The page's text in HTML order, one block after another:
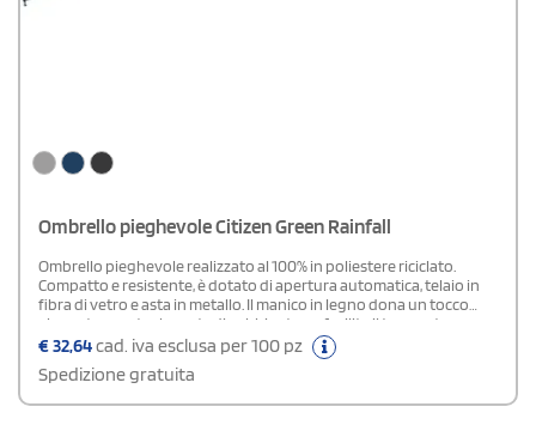
Ombrello pieghevole Citizen Green Rainfall
Ombrello pieghevole realizzato al 100% in poliestere riciclato.
Compatto e resistente, è dotato di apertura automatica, telaio in
fibra di vetro e asta in metallo. Il manico in legno dona un tocco
elegante, mentre la custodia abbinata ne facilita il trasporto.
Prodotto in Europa. Dimensioni: Ø 96 x H 30 cm.
€32,64cad. iva esclusa per 100 pz
Spedizione gratuita